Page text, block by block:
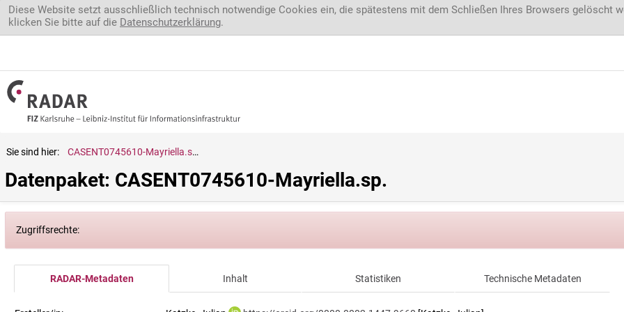
Direkt zum Inhalt
Diese Website setzt ausschließlich technisch notwendige Cookies ein, die spätestens mit dem Schließen Ihres Browsers gelöscht
klicken Sie bitte auf die Datenschutzerklärung.
Sie sind hier: CASENT0745610-Mayriella.sp.
Datenpaket: CASENT0745610-Mayriella.sp.
Zugriffsrechte:
RADAR-Metadaten Inhalt Statistiken Technische Metadaten